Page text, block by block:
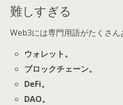
難しすぎる
Web3には専門用語がたくさん
ウォレット。
ブロックチェーン。
DeFi。
DAO。